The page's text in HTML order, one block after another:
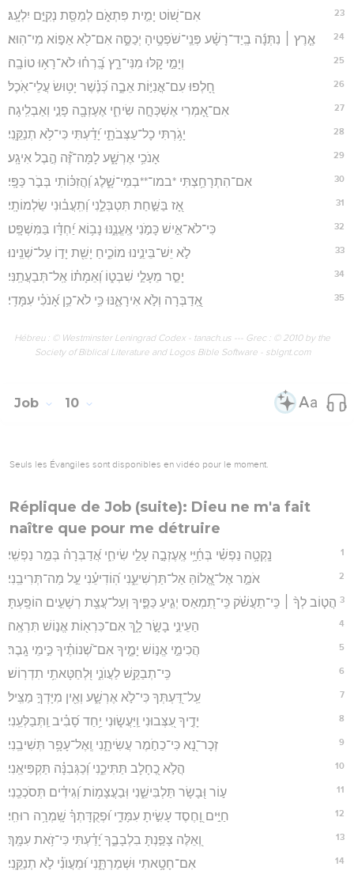
23 אִם־שׁ֭וֹט יָמִ֣ית פִּתְאֹ֑ם לְמַסַּ֖ת נְקִיִּ֣ם יִלְעָֽג׃
24 אֶ֤רֶץ ׀ נִתְּנָ֬ה בְֽיַד־רָשָׁ֗ע פְּנֵֽי־שֹׁפְטֶ֥יהָ יְכַסֶּ֑ה אִם־לֹ֖א אֵפ֣וֹא מִי־הֽוּא׃
25 וְיָמַ֣י קַ֭לּוּ מִנִּי־רָ֑ץ בָּֽ֝רְח֗וּ לֹא־רָא֥וּ טוֹבָֽה׃
26 חָ֭לְפוּ עִם־אֳנִיּ֣וֹת אֵבֶ֑ה כְּ֝נֶ֗שֶׁר יָט֥וּשׂ עֲלֵי־אֹֽכֶל׃
27 אִם־אָ֭מְרִי אֶשְׁכְּחָ֣ה שִׂיחִ֑י אֶעֶזְבָ֖ה פָנַ֣י וְאַבְלִֽיגָה׃
28 יָגֹ֥רְתִּי כָל־עַצְּבֹתָ֑י יָ֝דַ֗עְתִּי כִּי־לֹ֥א תְנַקֵּֽנִי׃
29 אָנֹכִ֥י אֶרְשָׁ֑ע לָמָּה־זֶּ֝֗ה הֶ֣בֶל אִיגָֽע׃
30 אִם־הִתְרָחַ֥צְתִּי *במו־**בְמֵי־שָׁ֑לֶג וַ֝הֲזִכּ֗וֹתִי בְּבֹ֣ר כַּפָּֽי׃
31 אָ֭ז בַּשַּׁ֣חַת תִּטְבְּלֵ֑נִי וְ֝תִֽעֲב֗וּנִי שַׂלְמוֹתָֽי׃
32 כִּי־לֹא־אִ֣ישׁ כָּמֹ֣נִי אֶֽעֱנֶ֑נּוּ נָב֥וֹא יַ֝חְדָּ֗ו בַּמִּשְׁפָּֽט׃
33 לֹ֣א יֵשׁ־בֵּינֵ֣ינוּ מוֹכִ֑יחַ יָשֵׁ֖ת יָד֣וֹ עַל־שְׁנֵֽינוּ׃
34 יָסֵ֣ר מֵעָלַ֣י שִׁבְט֑וֹ וְ֝אֵמָת֗וֹ אַֽל־תְּבַעֲתַֽנִּי׃
35 אַֽ֭דַבְּרָה וְלֹ֣א אִירָאֶ֑נּוּ כִּ֥י לֹא־כֵ֥ן אָ֝נֹכִ֗י עִמָּדִֽי׃
Hébreu : © Westminster Leningrad Codex - tanach.us --- Grec : © 2010 by the
Society of Biblical Literature and Logos Bible Software - sblgnt.com
Job 10
Seuls les Évangiles sont disponibles en vidéo pour le moment.
Réplique de Job (suite): Dieu ne m'a fait
naître que pour me détruire
1 נָֽקְטָ֥ה נַפְשִׁ֗י בְּחַ֫יָּ֥י אֶֽעֶזְבָ֣ה עָלַ֣י שִׂיחִ֑י אֲ֝דַבְּרָה֗ בְּמַ֣ר נַפְשִֽׁי׃
2 אֹמַ֣ר אֶל־אֱ֭לוֹהַּ אַל־תַּרְשִׁיעֵ֑נִי הֽ֝וֹדִיעֵ֗נִי עַ֣ל מַה־תְּרִיבֵֽנִי׃
3 הֲט֤וֹב לְךָ֨ ׀ כִּֽי־תַעֲשֹׁ֗ק כִּֽי־תִ֭מְאַס יְגִ֣יעַ כַּפֶּ֑יךָ וְעַל־עֲצַ֖ת רְשָׁעִ֣ים הוֹפָֽעְתָּ׃
4 הַעֵינֵ֣י בָשָׂ֣ר לָ֑ךְ אִם־כִּרְא֖וֹת אֱנ֣וֹשׁ תִּרְאֶֽה׃
5 הֲכִימֵ֣י אֱנ֣וֹשׁ יָמֶ֑יךָ אִם־שְׁ֝נוֹתֶ֗יךָ כִּ֣ימֵי גָֽבֶר׃
6 כִּֽי־תְבַקֵּ֥שׁ לַעֲוֺנִ֑י וּ֭לְחַטָּאתִ֥י תִדְרֽוֹשׁ׃
7 עַֽל־דַּ֭עְתְּךָ כִּי־לֹ֣א אֶרְשָׁ֑ע וְאֵ֖ין מִיָּדְךָ֣ מַצִּֽיל׃
8 יָדֶ֣יךָ עִ֭צְּבוּנִי וַֽיַּעֲשׂ֑וּנִי יַ֥חַד סָ֝בִ֗יב וַֽתְּבַלְּעֵֽנִי׃
9 זְכָר־נָ֭א כִּי־כַחֹ֣מֶר עֲשִׂיתָ֑נִי וְֽאֶל־עָפָ֥ר תְּשִׁיבֵֽנִי׃
10 הֲלֹ֣א כֶ֭חָלָב תַּתִּיכֵ֑נִי וְ֝כַגְּבִנָּ֗ה תַּקְפִּיאֵֽנִי׃
11 ע֣וֹר וּ֭בָשָׂר תַּלְבִּישֵׁ֑נִי וּֽבַעֲצָמ֥וֹת וְ֝גִידִ֗ים תְּסֹכְכֵֽנִי׃
12 חַיִּ֣ים וָ֭חֶסֶד עָשִׂ֣יתָ עִמָּדִ֑י וּ֝פְקֻדָּתְךָ֗ שָֽׁמְרָ֥ה רוּחִֽי׃
13 וְ֭אֵלֶּה צָפַ֣נְתָּ בִלְבָבֶ֑ךָ יָ֝דַ֗עְתִּי כִּי־זֹ֥את עִמָּֽךְ׃
14 אִם־חָטָ֥אתִי וּשְׁמַרְתָּ֑נִי וּ֝מֵעֲוֺנִ֗י לֹ֣א תְנַקֵּֽנִי׃